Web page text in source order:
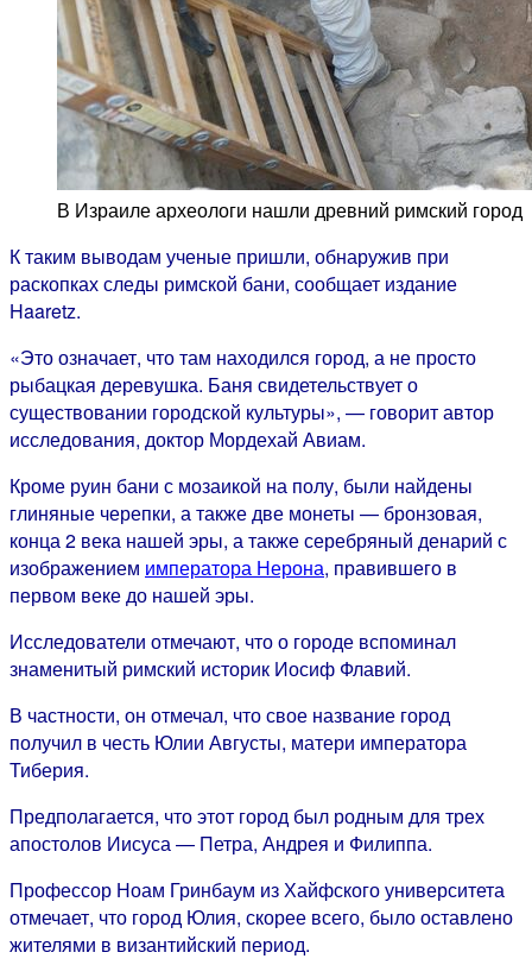
В Израиле археологи нашли древний римский город
К таким выводам ученые пришли, обнаружив при
раскопках следы римской бани, сообщает издание
Haaretz.
«Это означает, что там находился город, а не просто
рыбацкая деревушка. Баня свидетельствует о
существовании городской культуры», — говорит автор
исследования, доктор Мордехай Авиам.
Кроме руин бани с мозаикой на полу, были найдены
глиняные черепки, а также две монеты — бронзовая,
конца 2 века нашей эры, а также серебряный денарий с
изображением императора Нерона, правившего в
первом веке до нашей эры.
Исследователи отмечают, что о городе вспоминал
знаменитый римский историк Иосиф Флавий.
В частности, он отмечал, что свое название город
получил в честь Юлии Августы, матери императора
Тиберия.
Предполагается, что этот город был родным для трех
апостолов Иисуса — Петра, Андрея и Филиппа.
Профессор Ноам Гринбаум из Хайфского университета
отмечает, что город Юлия, скорее всего, было оставлено
жителями в византийский период.